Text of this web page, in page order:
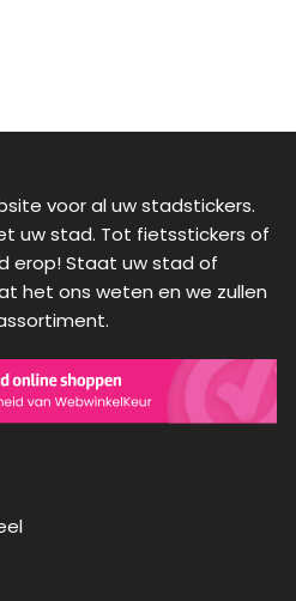
voor al uw stadstickers.
uw stad. Tot fietsstickers of
erop! Staat uw stad of
het ons weten en we zullen